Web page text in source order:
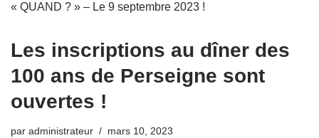
« QUAND ? » – Le 9 septembre 2023 !
Les inscriptions au dîner des
100 ans de Perseigne sont
ouvertes !
par administrateur mars 10, 2023